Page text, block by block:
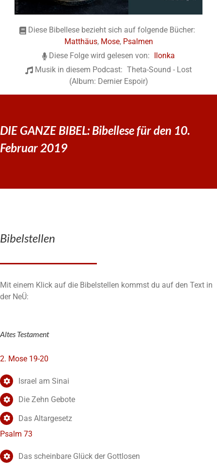
Diese Bibellese bezieht sich auf folgende Bücher:
Matthäus, Mose, Psalmen
Diese Folge wird gelesen von:
Ilonka
Musik in diesem Podcast: Theta-Sound - Lost
(Album: Dernier Espoir)
DIE GANZE BIBEL: Bibellese für den 10.
Februar 2019
Bibelstellen
Mit einem Klick auf die Bibelstellen kommst du auf den Text in
der NeÜ:
Altes Testament
2. Mose 19-20
Israel am Sinai
Die Zehn Gebote
Das Altargesetz
Psalm 73
Das scheinbare Glück der Gottlosen